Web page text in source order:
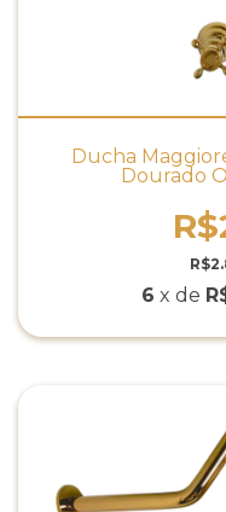
Ducha
Dourado
6 x de